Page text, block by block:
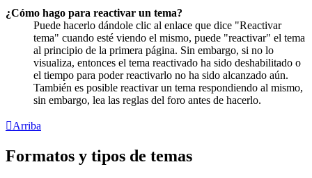
¿Cómo hago para reactivar un tema?
Puede hacerlo dándole clic al enlace que dice "Reactivar
tema" cuando esté viendo el mismo, puede "reactivar" el tema
al principio de la primera página. Sin embargo, si no lo
visualiza, entonces el tema reactivado ha sido deshabilitado o
el tiempo para poder reactivarlo no ha sido alcanzado aún.
También es posible reactivar un tema respondiendo al mismo,
sin embargo, lea las reglas del foro antes de hacerlo.
Arriba
Formatos y tipos de temas